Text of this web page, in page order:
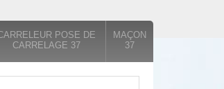
POSE DE
CARRELAGE 37
MAÇON
37